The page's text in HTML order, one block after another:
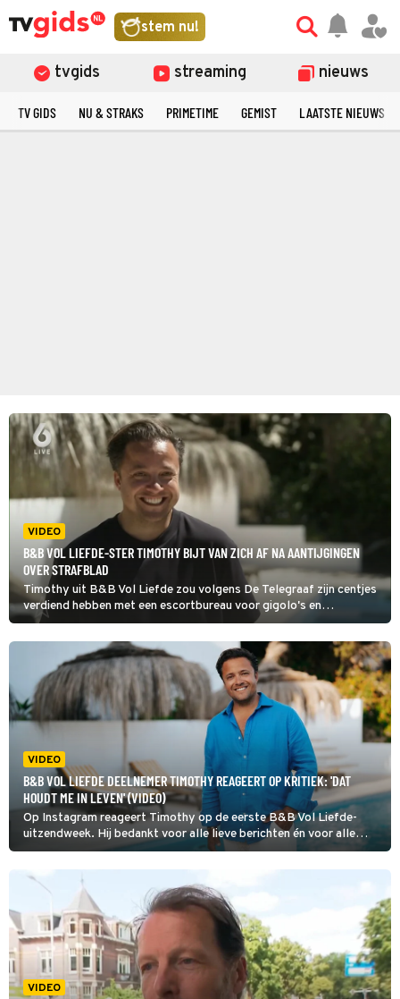
stem nu!
tvgids streaming nieuws
TV GIDS NU & STRAKS PRIMETIME GEMIST LAATSTE NIEUWS
VIDEO
B&B VOL LIEFDE-STER TIMOTHY BIJT VAN ZICH AF NA AANTIJGINGEN
OVER STRAFBLAD
Timothy uit B&B Vol Liefde zou volgens De Telegraaf zijn centjes
verdiend hebben met een escortbureau voor gigolo's en
veroordeeld zijn voor een fikse huurschuld die nog altijd
openstaat.
VIDEO
B&B VOL LIEFDE DEELNEMER TIMOTHY REAGEERT OP KRITIEK: 'DAT
HOUDT ME IN LEVEN' (VIDEO)
Op Instagram reageert Timothy op de eerste B&B Vol Liefde-
uitzendweek. Hij bedankt voor alle lieve berichten én voor alle
haatreacties. 'Dat houdt me in leven.'
VIDEO